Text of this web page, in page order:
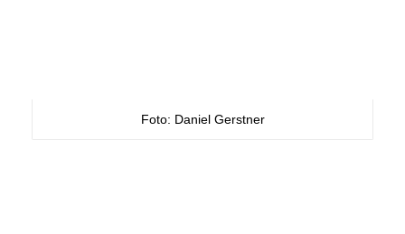
Foto: Daniel Gerstner